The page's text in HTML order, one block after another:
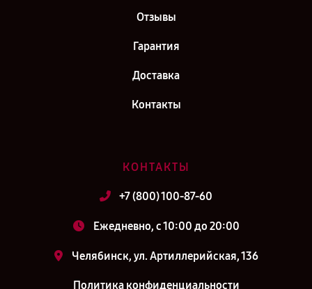
Отзывы
Гарантия
Доставка
Контакты
КОНТАКТЫ
+7 (800) 100-87-60
Ежедневно, с 10:00 до 20:00
Челябинск, ул. Артиллерийская, 136
Политика конфиденциальности